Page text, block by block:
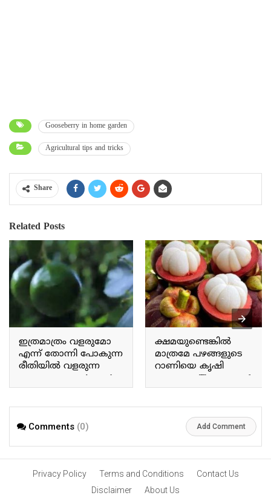
Gooseberry in home garden
Agricultural tips and tricks
Share
Related Posts
ഇത്രമാത്രം വളരുമോ
എന്ന് തോന്നി പോകുന്ന
രീതിയിൽ വളരുന്ന
അവക്കാഡോ Avocado
grows in a way that makes
ക്ഷമയുണ്ടെങ്കിൽ
മാത്രമേ പഴങ്ങളുടെ
റാണിയെ കൃഷി
ചെയ്യാവൂ The queen of
fruits can only be
Comments (0) Add Comment
Privacy Policy Terms and Conditions
Contact Us
Disclaimer
About Us